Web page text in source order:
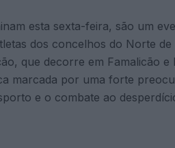
esta sexta-feira, são um
dos concelhos do Norte de
que decorre em Famalicão
marcada por uma forte
e o combate ao